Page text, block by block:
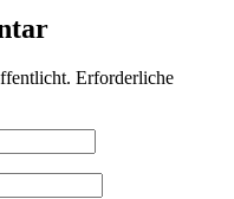
Erforderliche